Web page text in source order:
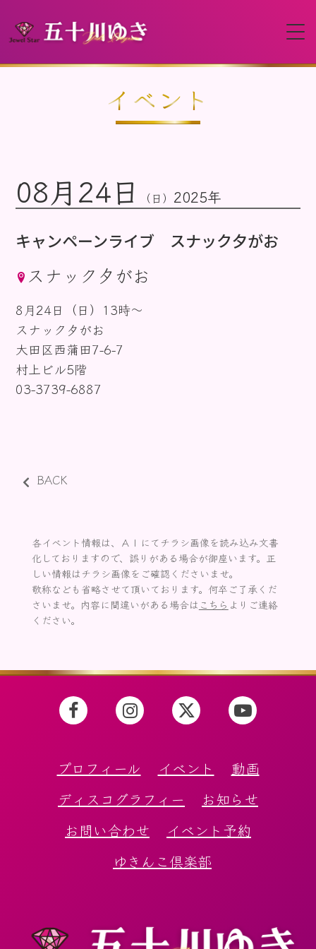
HOME
イベント
動画
ディスコグラフィー
イベント
08月24日 （日） 2025年
キャンペーンライブ スナック夕がお
スナック夕がお
8月24日（日）13時〜
スナック夕がお
大田区西蒲田7-6-7
村上ビル5階
03-3739-6887
BACK
各イベント情報は、ＡＩにてチラシ画像を読み込み文書
化しておりますので、誤りがある場合が御座います。正
しい情報はチラシ画像をご確認くださいませ。
敬称なども省略させて頂いております。何卒ご了承くだ
さいませ。内容に間違いがある場合は こちら よりご連絡
ください。
プロフィール イベント
動画
ディスコグラフィー
お知らせ
お問い合わせ
イベント予約
ゆきんこ倶楽部